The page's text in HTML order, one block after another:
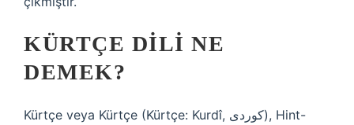
KÜRTÇE DILI NE
DEMEK?
Kürtçe veya Kürtçe (Kürtçe: Kurdî, کوردی), Hint-